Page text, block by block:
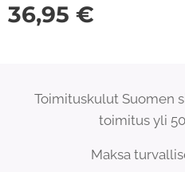
36,95 €
Toimituskulut Suomen
toimitus yli
Maksa